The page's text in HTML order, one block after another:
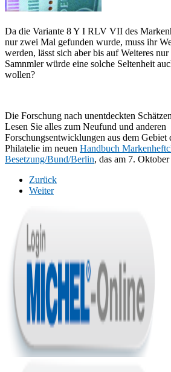
Da die Variante 8 Y I RLV VII des
nur zwei Mal gefunden wurde, muss ihr
werden, lässt sich aber bis auf Weiteres
Samnmler würde eine solche Seltenheit
wollen?
Die Forschung nach unentdeckten
Lesen Sie alles zum Neufund und anderen
Forschungsentwicklungen aus dem Gebiet
Philatelie im neuen Handbuch
Besetzung/Bund/Berlin, das am 7. Oktober
Zurück
Weiter